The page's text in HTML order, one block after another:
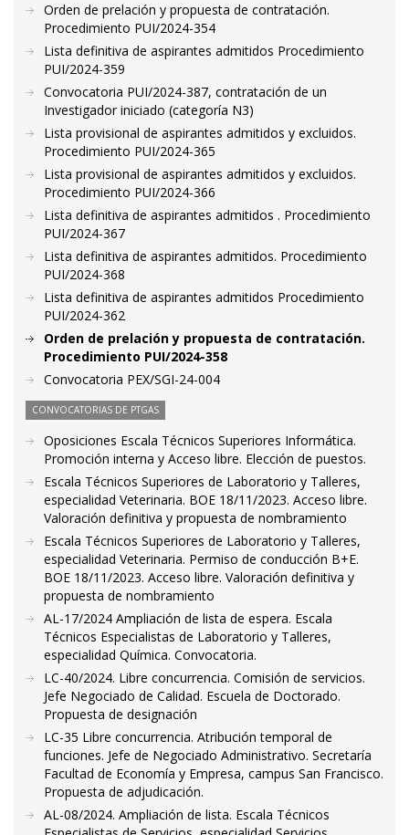
Orden de prelación y propuesta de contratación.
Procedimiento PUI/2024-354
Lista definitiva de aspirantes admitidos Procedimiento
PUI/2024-359
Convocatoria PUI/2024-387, contratación de un
Investigador iniciado (categoría N3)
Lista provisional de aspirantes admitidos y excluidos.
Procedimiento PUI/2024-365
Lista provisional de aspirantes admitidos y excluidos.
Procedimiento PUI/2024-366
Lista definitiva de aspirantes admitidos . Procedimiento
PUI/2024-367
Lista definitiva de aspirantes admitidos. Procedimiento
PUI/2024-368
Lista definitiva de aspirantes admitidos Procedimiento
PUI/2024-362
Orden de prelación y propuesta de contratación.
Procedimiento PUI/2024-358
Convocatoria PEX/SGI-24-004
CONVOCATORIAS DE PTGAS
Oposiciones Escala Técnicos Superiores Informática.
Promoción interna y Acceso libre. Elección de puestos.
Escala Técnicos Superiores de Laboratorio y Talleres,
especialidad Veterinaria. BOE 18/11/2023. Acceso libre.
Valoración definitiva y propuesta de nombramiento
Escala Técnicos Superiores de Laboratorio y Talleres,
especialidad Veterinaria. Permiso de conducción B+E.
BOE 18/11/2023. Acceso libre. Valoración definitiva y
propuesta de nombramiento
AL-17/2024 Ampliación de lista de espera. Escala
Técnicos Especialistas de Laboratorio y Talleres,
especialidad Química. Convocatoria.
LC-40/2024. Libre concurrencia. Comisión de servicios.
Jefe Negociado de Calidad. Escuela de Doctorado.
Propuesta de designación
LC-35 Libre concurrencia. Atribución temporal de
funciones. Jefe de Negociado Administrativo. Secretaría
Facultad de Economía y Empresa, campus San Francisco.
Propuesta de adjudicación.
AL-08/2024. Ampliación de lista. Escala Técnicos